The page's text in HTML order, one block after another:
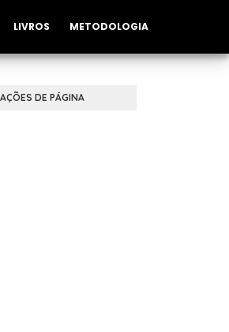
LIVROS METODOLOGIA
DE PÁGINA